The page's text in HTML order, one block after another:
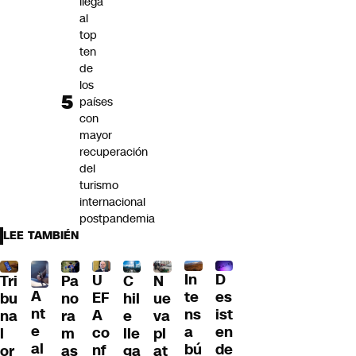
al
top
ten
de
los
países
con
mayor
recuperación
del
turismo
internacional
postpandemia
LEE TAMBIÉN
Tri
bu
na
l
or
A
nt
e
al
Pa
no
ra
m
as
U
EF
A
co
nf
C
hil
e
lle
ga
N
ue
va
pl
at
In
te
ns
a
bú
D
es
ist
en
de